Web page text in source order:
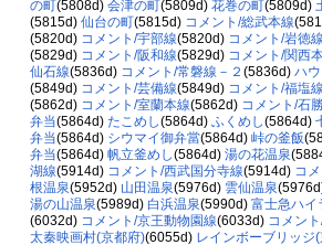
の町(5808d) 会津の町(5809d) 花巻の町(5809d)
(5815d) 仙台の町(5815d) コメント/総武本線
(5820d) コメント/宇部線(5820d) コメント/岩徳線
(5829d) コメント/阪和線(5829d) コメント/関西
仙石線(5836d) コメント/常磐線－２ (5836d) ハ
(5849d) コメント/芸備線(5849d) コメント/福塩線
(5862d) コメント/室蘭本線(5862d) コメント/石
弁当(5864d) たこめし(5864d) ふくめし(5864d)
弁当(5864d) シウマイ御弁當(5864d) 峠の釜飯
弁当(5864d) 帆立釜めし(5864d) 湯の花温泉
湖線(5914d) コメント/西武国分寺線(5914d) コ
根温泉(5952d) 山田温泉(5976d) 雲仙温泉
湯の山温泉(5989d) 白浜温泉(5990d) 富士急ハイ
(6032d) コメント/京王動物園線(6033d) コメン
太秦映画村(京都府)(6055d) レインボーブリッジ